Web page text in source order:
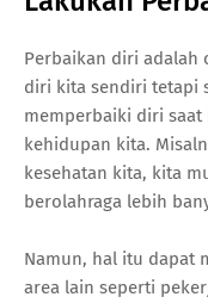
Perbaikan diri adalah
diri kita sendiri tetapi
memperbaiki diri
kehidupan kita.
kesehatan kita, kita
berolahraga lebih
Namun, hal itu dapat
area lain seperti